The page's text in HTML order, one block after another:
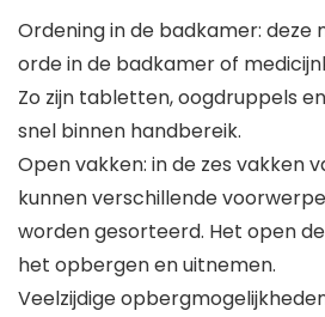
Ordening in de badkamer: deze
orde in de badkamer of
Zo zijn tabletten, oogdruppels
snel binnen handbereik.
Open vakken: in de zes vakken
kunnen verschillende
worden gesorteerd. Het open
het opbergen en uitnemen.
Veelzijdige